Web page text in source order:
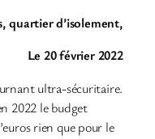
quartier d’isolement,
Le 20 février 2022
ultra-sécuritaire.
2022 le budget
rien que pour le